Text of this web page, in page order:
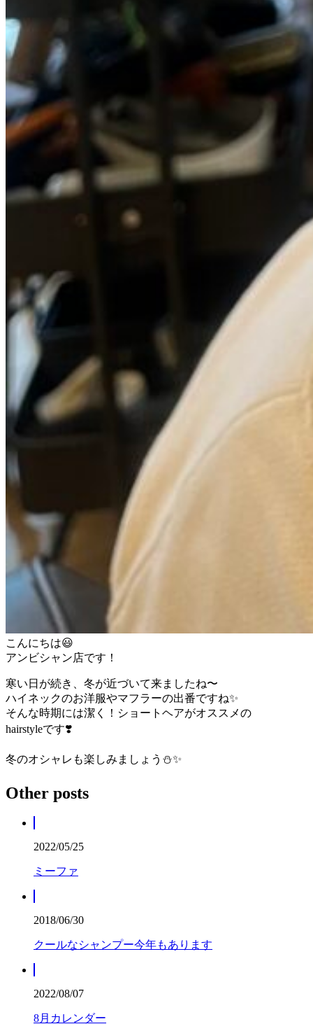
こんにちは😃
アンビシャン店です！
寒い日が続き、冬が近づいて来ましたね〜
ハイネックのお洋服やマフラーの出番ですね✨
そんな時期には潔く！ショートヘアがオススメの
hairstyleです❣️
冬のオシャレも楽しみましょう⛄️✨
Other posts
2022/05/25
ミーファ
2018/06/30
クールなシャンプー今年もあります
2022/08/07
8月カレンダー